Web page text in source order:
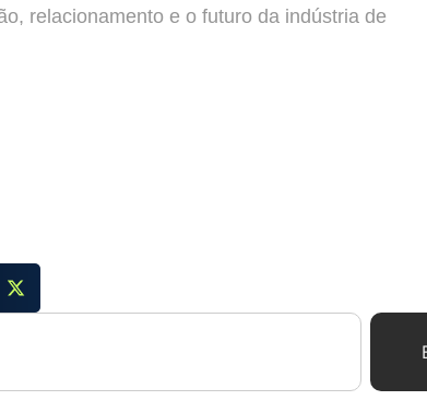
relacionamento e o futuro da indústria de